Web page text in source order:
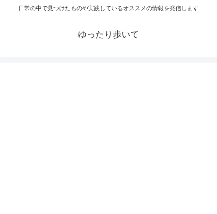
日常の中で見つけたものや実践しているオススメの情報を発信します
ゆったり歩いて